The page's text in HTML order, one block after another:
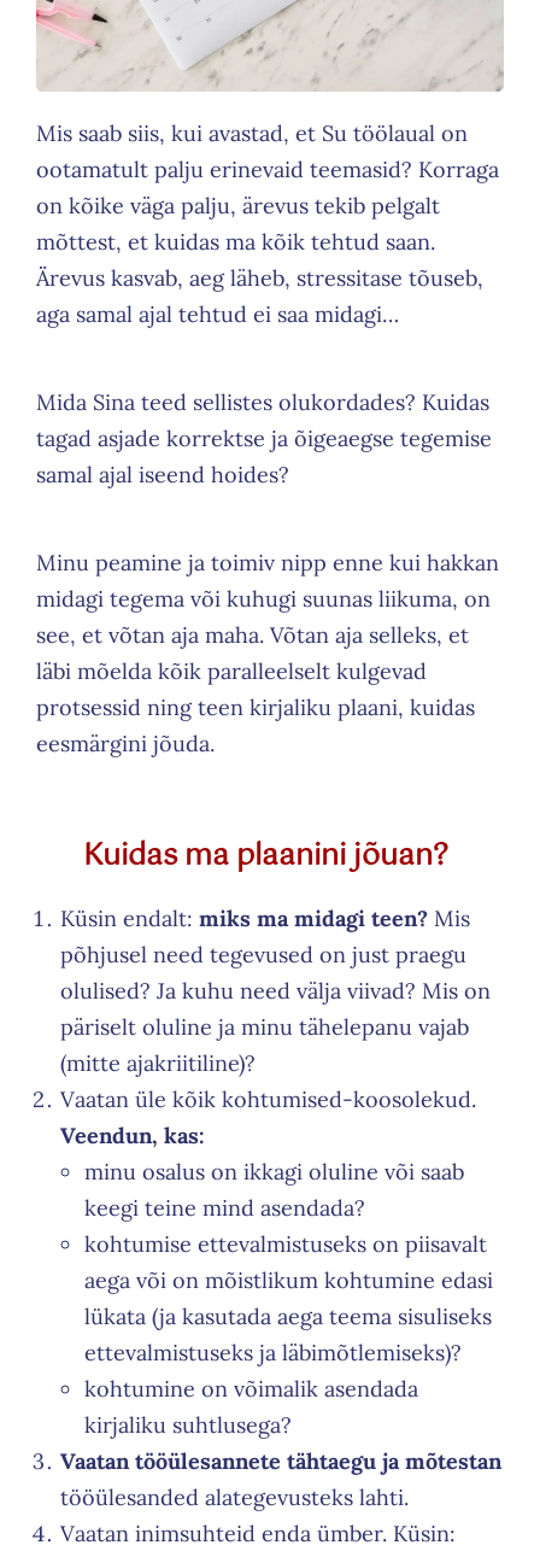
Mis saab siis, kui avastad, et Su töölaual on
ootamatult palju erinevaid teemasid? Korraga
on kõike väga palju, ärevus tekib pelgalt
mõttest, et kuidas ma kõik tehtud saan.
Ärevus kasvab, aeg läheb, stressitase tõuseb,
aga samal ajal tehtud ei saa midagi…
Mida Sina teed sellistes olukordades? Kuidas
tagad asjade korrektse ja õigeaegse tegemise
samal ajal iseend hoides?
Minu peamine ja toimiv nipp enne kui hakkan
midagi tegema või kuhugi suunas liikuma, on
see, et võtan aja maha. Võtan aja selleks, et
läbi mõelda kõik paralleelselt kulgevad
protsessid ning teen kirjaliku plaani, kuidas
eesmärgini jõuda.
Kuidas ma plaanini jõuan?
Küsin endalt: miks ma midagi teen? Mis
põhjusel need tegevused on just praegu
olulised? Ja kuhu need välja viivad? Mis on
päriselt oluline ja minu tähelepanu vajab
(mitte ajakriitiline)?
Vaatan üle kõik kohtumised-koosolekud.
Veendun, kas:
minu osalus on ikkagi oluline või saab
keegi teine mind asendada?
kohtumise ettevalmistuseks on piisavalt
aega või on mõistlikum kohtumine edasi
lükata (ja kasutada aega teema sisuliseks
ettevalmistuseks ja läbimõtlemiseks)?
kohtumine on võimalik asendada
kirjaliku suhtlusega?
Vaatan tööülesannete tähtaegu ja mõtestan
tööülesanded alategevusteks lahti.
Vaatan inimsuhteid enda ümber. Küsin:
Schedule a Class
The success of Yoga does not lie in the ability to
perform postures but in how it positively
changes the way we live our life and our